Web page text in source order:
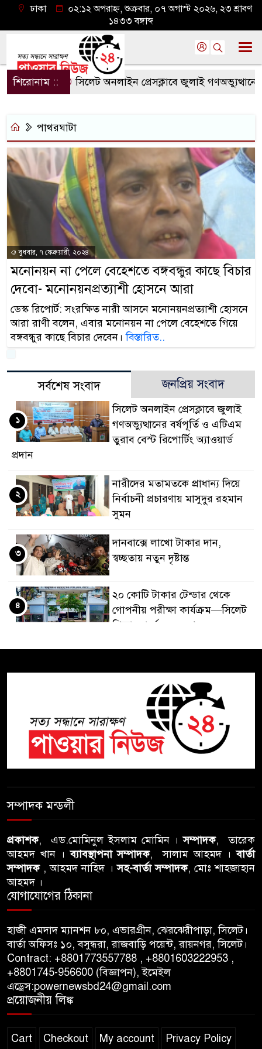
ঢাকা
০২:১২ অপরাহ্ন, শুক্রবার, ০৭ অগাস্ট ২০২৬, ২৩ শ্রাবণ
১৪৩৩ বঙ্গাব্দ
শিরোনাম :: সিলেট অনলাইন প্রেসক্লাবে জুলাই গণঅভ্যুত্থানের
পাথরঘাটা
বুধবার, ৭ ফেব্রুয়ারী, ২০২৪
মনোনয়ন না পেলে বেহেশতে বঙ্গবন্ধুর কাছে বিচার
দেবো- মনোনয়নপ্রত্যাশী হোসনে আরা
ডেস্ক রিপোর্ট: সংরক্ষিত নারী আসনে মনোনয়নপ্রত্যাশী হোসনে
আরা রাণী বলেন, এবার মনোনয়ন না পেলে বেহেশতে গিয়ে
বঙ্গবন্ধুর কাছে বিচার দেবেন।বিস্তারিত..
সর্বশেষ সংবাদ জনপ্রিয় সংবাদ
সিলেট অনলাইন প্রেসক্লাবে জুলাই
গণঅভ্যুত্থানের বর্ষপূর্তি ও এটিএম
তুরাব বেস্ট রিপোর্টিং অ্যাওয়ার্ড
প্রদান
১
নারীদের মতামতকে প্রাধান্য দিয়ে
নির্বাচনী প্রচারণায় মাসুদুর রহমান
সুমন
২
দানবাক্সে লাখো টাকার দান,
স্বচ্ছতায় নতুন দৃষ্টান্ত
৩
২০ কোটি টাকার টেন্ডার থেকে
গোপনীয় পরীক্ষা কার্যক্রম—সিলেট
শিক্ষা বোর্ডে একের পর এক
৪
ছেলের ঝুলন্ত মরদেহ উদ্ধার
শতাব্দী রায়ের বাড়িতে বিদ্রোহীদের
বৈঠক, পশ্চিমবঙ্গে তৃনমূলে ভাঙনের
ইঙ্গিত !
৭
আবু তালহা চৌধুরী দ্বিতীয় বারের
মত টাওয়ার হ‍্যামলেটস কাউন্সিলের
কাউন্সিলার নির্বাচিত
৮
প্রেসক্লাবে বিশ্ব মুক্ত গণমাধ্যম
দিবসে সমালোচনা
৯
সিলেটে ব্যাডমিন্টন তারকাদের
সংবর্ধনা, সাফল্যের আড়ালে উঠে
১০
সম্পাদক মন্ডলী
প্রকাশক, এড.মোমিনুল ইসলাম মোমিন ।সম্পাদক, তারেক
আহমদ খান ।ব্যাবস্থাপনা সম্পাদক, সালাম আহমদ ।বার্তা
সম্পাদক, আহমদ নাহিদ ।সহ-বার্তা সম্পাদক, মোঃ শাহজাহান
আহমদ ।
যোগাযোগের ঠিকানা
হাজী এমদাদ ম্যানশন ৮০, এভারগ্রীন, ঝেরঝেরীপাড়া, সিলেট।
বার্তা অফিসঃ ১০, বসুন্ধরা, রাজবাড়ি পয়েন্ট, রায়নগর, সিলেট।
Contract: +8801773557788 , +8801603222953 ,
+8801745-956600 (বিজ্ঞাপন), ইমেইল
এড্রেস:powernewsbd24@gmail.com
প্রয়োজনীয় লিঙ্ক
Cart Checkout My account Privacy Policy